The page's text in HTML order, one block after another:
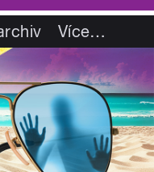
Více…